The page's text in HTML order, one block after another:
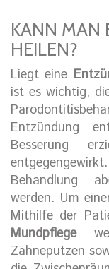
KANN MAN
HEILEN?
Liegt eine
ist es wichtig,
Entzündung
Besserung
Behandlung
werden. Um
Mithilfe der
Mundpflege
Zähneputzen